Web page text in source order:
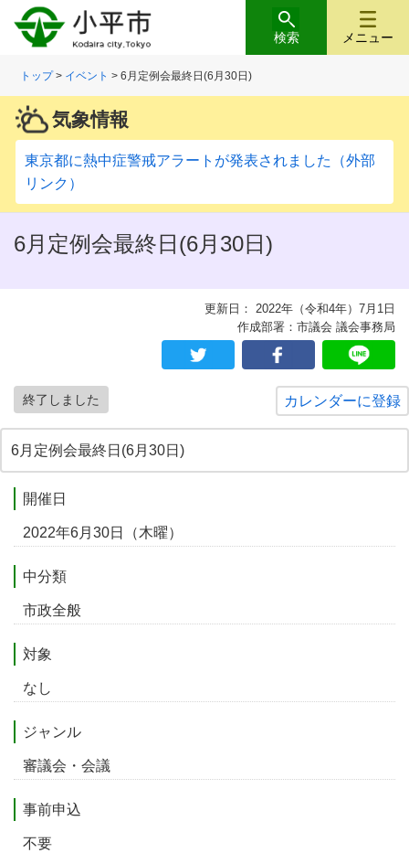
メニュー
検索
トップ> イベント > 6月定例会最終日(6月30日)
気象情報
東京都に熱中症警戒アラートが発表されました（外部
リンク）
6月定例会最終日(6月30日)
更新日： 2022年（令和4年）7月1日
作成部署：市議会 議会事務局
カレンダーに登録
終了しました
6月定例会最終日(6月30日)
開催日
2022年6月30日（木曜）
中分類
市政全般
対象
なし
ジャンル
審議会・会議
事前申込
不要